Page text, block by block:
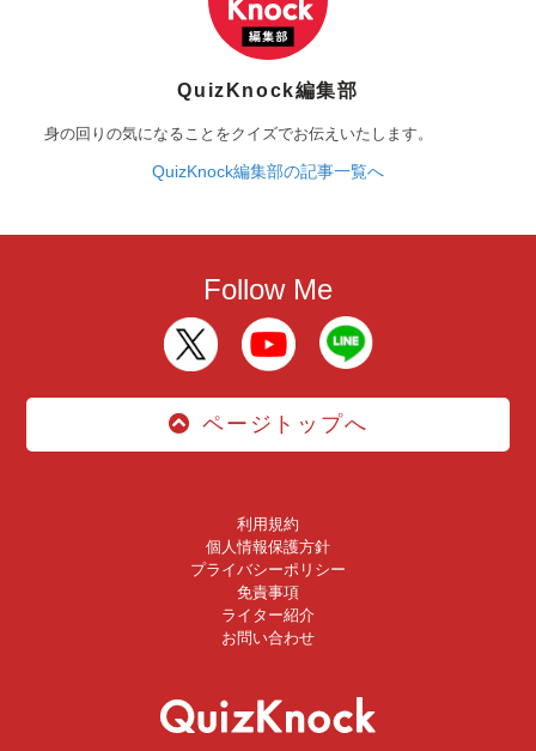
QuizKnock編集部
身の回りの気になることをクイズでお伝えいたします。
QuizKnock編集部の記事一覧へ
Follow Me
ページトップへ
利用規約
個人情報保護方針
プライバシーポリシー
免責事項
ライター紹介
お問い合わせ